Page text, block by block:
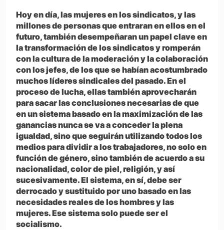
Hoy en día, las mujeres en los sindicatos, y las
millones de personas que entraran en ellos en el
futuro, también desempeñaran un papel clave en
la transformación de los sindicatos y romperán
con la cultura de la moderación y la colaboración
con los jefes, de los que se habían acostumbrado
muchos líderes sindicales del pasado. En el
proceso de lucha, ellas también aprovecharán
para sacar las conclusiones necesarias de que
en un sistema basado en la maximización de las
ganancias nunca se va a conceder la plena
igualdad, sino que seguirán utilizando todos los
medios para dividir a los trabajadores, no solo en
función de género, sino también de acuerdo a su
nacionalidad, color de piel, religión, y así
sucesivamente. El sistema, en sí, debe ser
derrocado y sustituido por uno basado en las
necesidades reales de los hombres y las
mujeres. Ese sistema solo puede ser el
socialismo.